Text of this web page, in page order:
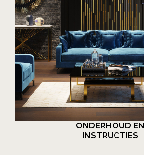
ONDERHOUD EN
INSTRUCTIES